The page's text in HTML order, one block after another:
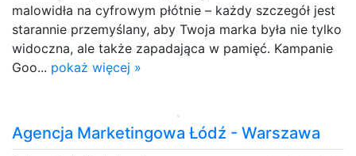
malowidła na cyfrowym płótnie – każdy szczegół jest
starannie przemyślany, aby Twoja marka była nie tylko
widoczna, ale także zapadająca w pamięć. Kampanie
Goo... pokaż więcej »
Agencja Marketingowa Łódź - Warszawa